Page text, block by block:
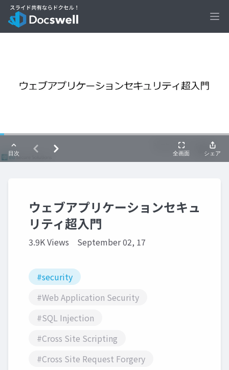
ウェブアプリケーションセキュ
リティ超入門
3.9K Views September 02, 17
#security
#Web Application Security
#SQL Injection
#Cross Site Scripting
#Cross Site Request Forgery